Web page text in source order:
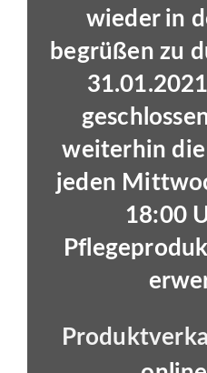
wieder in
begrüßen zu
weiterhin
jeden
18:00